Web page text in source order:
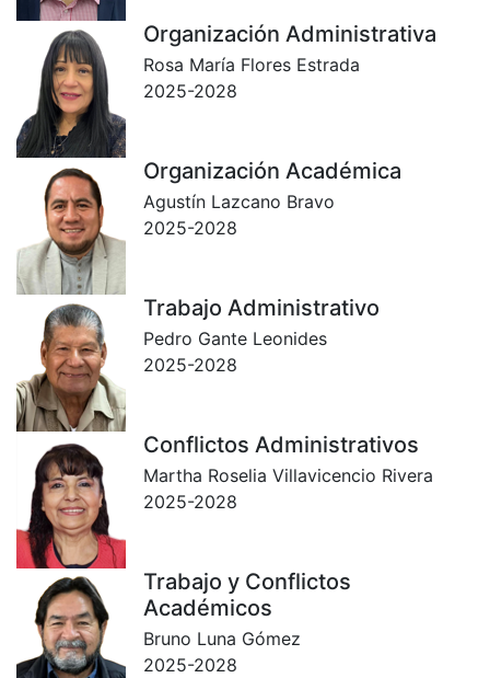
Organización Administrativa
Rosa María Flores Estrada
2025-2028
Organización Académica
Agustín Lazcano Bravo
2025-2028
Trabajo Administrativo
Pedro Gante Leonides
2025-2028
Conflictos Administrativos
Martha Roselia Villavicencio Rivera
2025-2028
Trabajo y Conflictos
Académicos
Bruno Luna Gómez
2025-2028